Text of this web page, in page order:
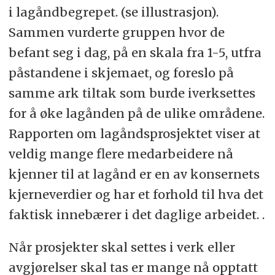
i lagåndbegrepet. (se illustrasjon).
Sammen vurderte gruppen hvor de
befant seg i dag, på en skala fra 1-5, utfra
påstandene i skjemaet, og foreslo på
samme ark tiltak som burde iverksettes
for å øke lagånden på de ulike områdene.
Rapporten om lagåndsprosjektet viser at
veldig mange flere medarbeidere nå
kjenner til at lagånd er en av konsernets
kjerneverdier og har et forhold til hva det
faktisk innebærer i det daglige arbeidet. .
Når prosjekter skal settes i verk eller
avgjørelser skal tas er mange nå opptatt